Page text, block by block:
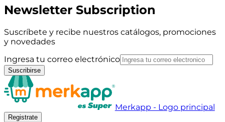
Newsletter Subscription
Suscríbete y recibe nuestros catálogos, promociones
y novedades
Ingresa tu correo electrónico
Suscribirse
Merkapp - Logo principal
Registrate